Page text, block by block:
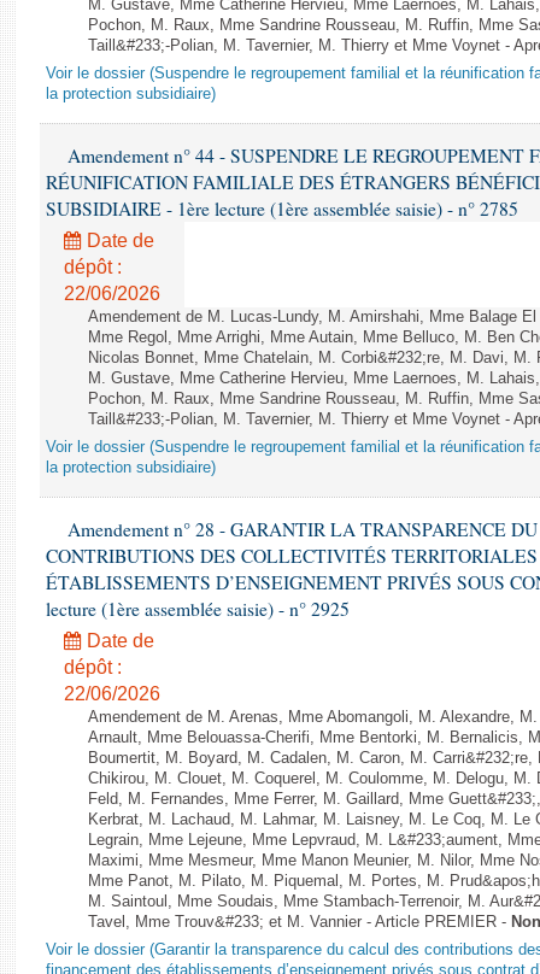
M. Gustave, Mme Catherine Hervieu, Mme Laernoes, M.
Pochon, M. Raux, Mme Sandrine Rousseau, M. Ruffin, Mme
Taill&#233;-Polian, M. Tavernier, M. Thierry et Mme Voynet -
Voir le dossier (Suspendre le regroupement familial et la réunification
la protection subsidiaire)
Amendement n° 44 - SUSPENDRE LE
RÉUNIFICATION FAMILIALE DES ÉTRANGERS
SUBSIDIAIRE - 1ère lecture (1ère assemblée saisie) - n° 2785
Date de
dépôt :
22/06/2026
Amendement de M. Lucas-Lundy, M. Amirshahi, Mme Balage
Mme Regol, Mme Arrighi, Mme Autain, Mme Belluco, M. Ben
Nicolas Bonnet, Mme Chatelain, M. Corbi&#232;re, M. Davi, M.
M. Gustave, Mme Catherine Hervieu, Mme Laernoes, M.
Pochon, M. Raux, Mme Sandrine Rousseau, M. Ruffin, Mme
Taill&#233;-Polian, M. Tavernier, M. Thierry et Mme Voynet -
Voir le dossier (Suspendre le regroupement familial et la réunification
la protection subsidiaire)
Amendement n° 28 - GARANTIR LA TRANSPARENCE
CONTRIBUTIONS DES COLLECTIVITÉS
ÉTABLISSEMENTS D’ENSEIGNEMENT PRIVÉS SOUS
lecture (1ère assemblée saisie) - n° 2925
Date de
dépôt :
22/06/2026
Amendement de M. Arenas, Mme Abomangoli, M. Alexandre,
Arnault, Mme Belouassa-Cherifi, Mme Bentorki, M. Bernalicis,
Boumertit, M. Boyard, M. Cadalen, M. Caron, M.
Chikirou, M. Clouet, M. Coquerel, M. Coulomme, M. Delogu, M.
Feld, M. Fernandes, Mme Ferrer, M. Gaillard, Mme
Kerbrat, M. Lachaud, M. Lahmar, M. Laisney, M. Le Coq, M. Le
Legrain, Mme Lejeune, Mme Lepvraud, M. L&#233;aument,
Maximi, Mme Mesmeur, Mme Manon Meunier, M. Nilor, Mme
Mme Panot, M. Pilato, M. Piquemal, M. Portes, M.
M. Saintoul, Mme Soudais, Mme Stambach-Terrenoir, M.
Tavel, Mme Trouv&#233; et M. Vannier - Article PREMIER -
Voir le dossier (Garantir la transparence du calcul des contributions
financement des établissements d’enseignement privés sous contrat